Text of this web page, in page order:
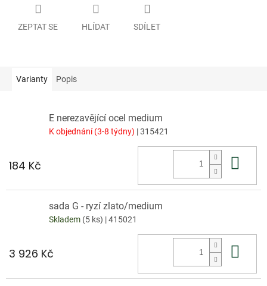
ZEPTAT SE HLÍDAT SDÍLET
Varianty Popis
E nerezavějící ocel medium
K objednání (3-8 týdny) | 315421
184 Kč
sada G - ryzí zlato/medium
Skladem (5 ks) | 415021
3 926 Kč